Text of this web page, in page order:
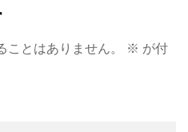
とはありません。 ※ が付